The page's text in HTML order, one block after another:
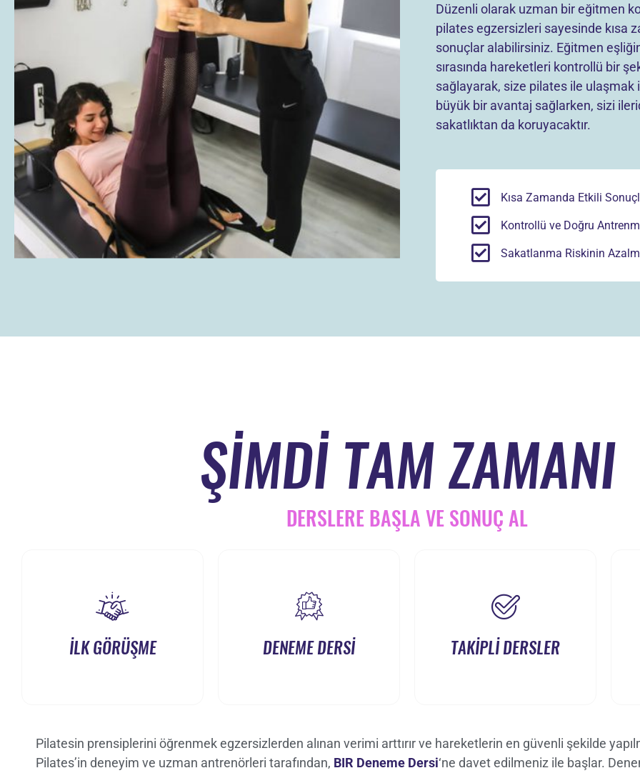
Düzenli olarak uzman bir eğitmen
pilates egzersizleri sayesinde kısa
sonuçlar alabilirsiniz. Eğitmen
sırasında hareketleri kontrollü bir
sağlayarak, size pilates ile ulaşmak
büyük bir avantaj sağlarken, sizi
sakatlıktan da koruyacaktır.
Kısa Zamanda Etkili
Kontrollü ve Doğru
Sakatlanma Riskinin
ŞİMDİ TAM ZAMANI
DERSLERE BAŞLA VE SONUÇ AL
İLK GÖRÜŞME DENEME DERSİ TAKİPLİ DERSLER
Pilatesin prensiplerini öğrenmek egzersizlerden alınan verimi arttırır ve hareketlerin en güvenli şekilde
Pilates’in deneyim ve uzman antrenörleri tarafından, BIR Deneme Dersi‘ne davet edilmeniz ile başlar.